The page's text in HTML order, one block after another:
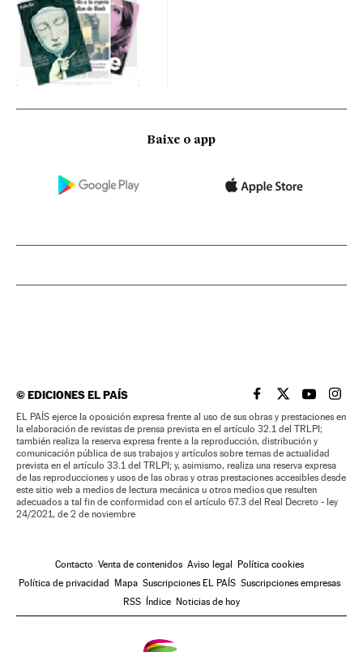
Baixe o app
©EDICIONES EL PAÍS EL PAÍS BRASIL EN
EL PAÍSEL PAÍS
EL
EL PAÍS ejerce la oposición expresa frente al uso de sus obras y prestaciones en
la elaboración de revistas de prensa prevista en el artículo 32.1 del TRLPI;
también realiza la reserva expresa frente a la reproducción, distribución y
comunicación pública de sus trabajos y artículos sobre temas de actualidad
prevista en el artículo 33.1 del TRLPI; y, asimismo, realiza una reserva expresa
de las reproducciones y usos de las obras y otras prestaciones accesibles desde
este sitio web a medios de lectura mecánica u otros medios que resulten
adecuados a tal fin de conformidad con el artículo 67.3 del Real Decreto - ley
24/2021, de 2 de noviembre
Contacto Venta de contenidos Aviso legal Política cookies
Política de privacidad Mapa Suscripciones EL PAÍS Suscripciones empresas
RSS Índice Noticias de hoy